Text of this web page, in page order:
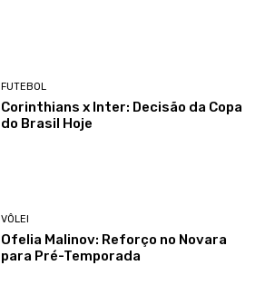
FUTEBOL
Corinthians x Inter: Decisão da Copa
do Brasil Hoje
VÔLEI
Ofelia Malinov: Reforço no Novara
para Pré-Temporada